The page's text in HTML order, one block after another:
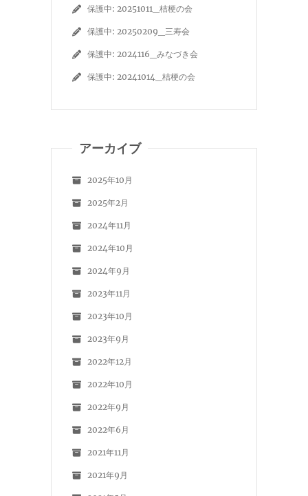
保護中: 20251011_桔梗の会
保護中: 20250209_三寿会
保護中: 2024116_みなづき会
保護中: 20241014_桔梗の会
アーカイブ
2025年10月
2025年2月
2024年11月
2024年10月
2024年9月
2023年11月
2023年10月
2023年9月
2022年12月
2022年10月
2022年9月
2022年6月
2021年11月
2021年9月